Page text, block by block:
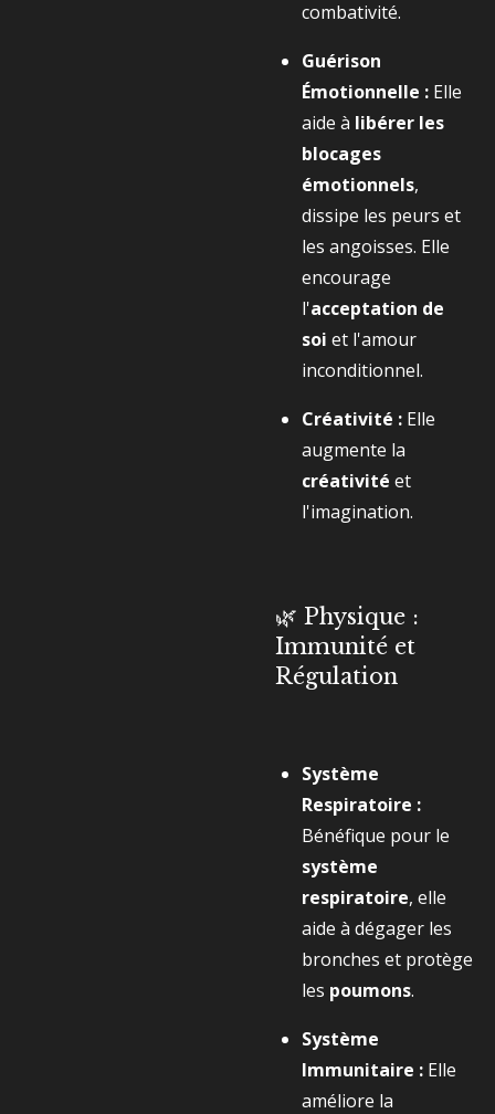
combativité.
Guérison
Émotionnelle : Elle
aide à libérer les
blocages
émotionnels,
dissipe les peurs et
les angoisses. Elle
encourage
l'acceptation de
soi et l'amour
inconditionnel.
Créativité : Elle
augmente la
créativité et
l'imagination.
🌿 Physique :
Immunité et
Régulation
Système
Respiratoire :
Bénéfique pour le
système
respiratoire, elle
aide à dégager les
bronches et protège
les poumons.
Système
Immunitaire : Elle
améliore la